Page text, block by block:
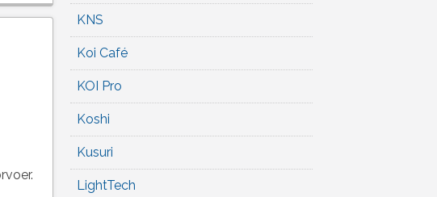
KNS
Koi Café
KOI Pro
Koshi
Kusuri
LightTech